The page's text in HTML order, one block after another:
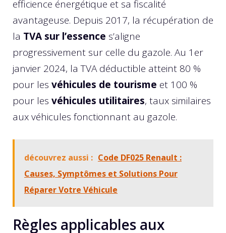
efficience énergétique et sa fiscalité
avantageuse. Depuis 2017, la récupération de
la TVA sur l’essence s’aligne
progressivement sur celle du gazole. Au 1er
janvier 2024, la TVA déductible atteint 80 %
pour les véhicules de tourisme et 100 %
pour les véhicules utilitaires, taux similaires
aux véhicules fonctionnant au gazole.
découvrez aussi : Code DF025 Renault :
Causes, Symptômes et Solutions Pour
Réparer Votre Véhicule
Règles applicables aux